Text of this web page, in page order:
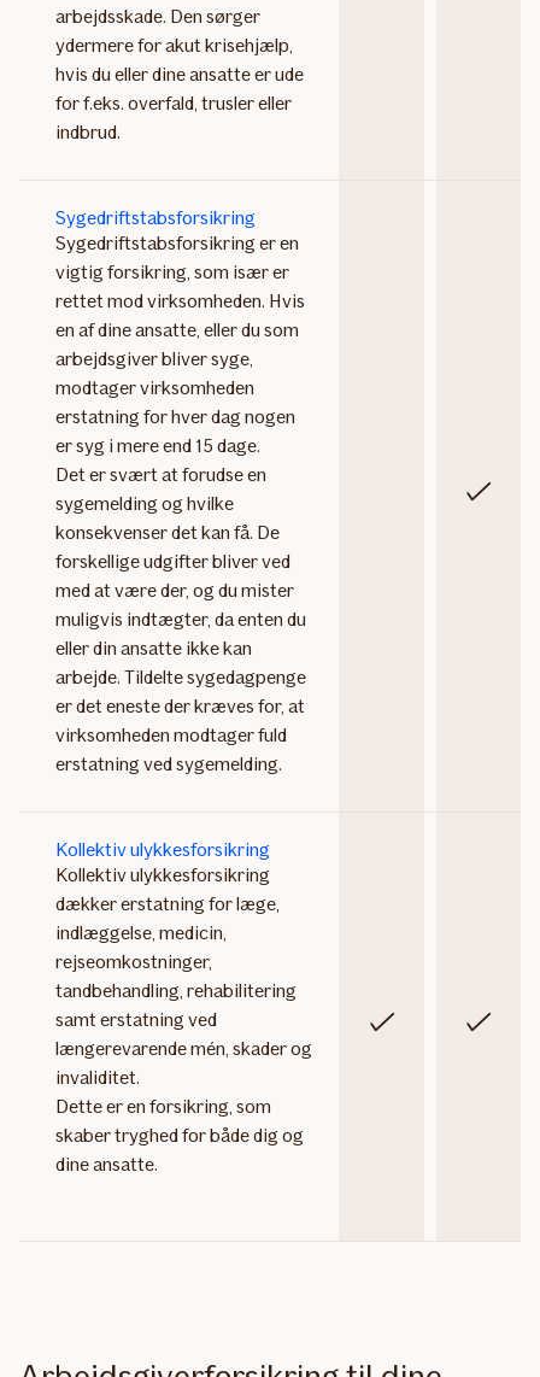
arbejdsskade. Den sørger
ydermere for akut krisehjælp,
hvis du eller dine ansatte er ude
for f.eks. overfald, trusler eller
indbrud.
Sygedriftstabsforsikring
Sygedriftstabsforsikring er en
vigtig forsikring, som især er
rettet mod virksomheden. Hvis
en af dine ansatte, eller du som
arbejdsgiver bliver syge,
modtager virksomheden
erstatning for hver dag nogen
er syg i mere end 15 dage.
Det er svært at forudse en
sygemelding og hvilke
konsekvenser det kan få. De
forskellige udgifter bliver ved
med at være der, og du mister
muligvis indtægter, da enten du
eller din ansatte ikke kan
arbejde. Tildelte sygedagpenge
er det eneste der kræves for, at
virksomheden modtager fuld
erstatning ved sygemelding.
Inkluderet
Kollektiv ulykkesforsikring
Kollektiv ulykkesforsikring
dækker erstatning for læge,
indlæggelse, medicin,
rejseomkostninger,
tandbehandling, rehabilitering
samt erstatning ved
længerevarende mén, skader og
invaliditet.
Dette er en forsikring, som
skaber tryghed for både dig og
dine ansatte.​
Inkluderet Inkluderet